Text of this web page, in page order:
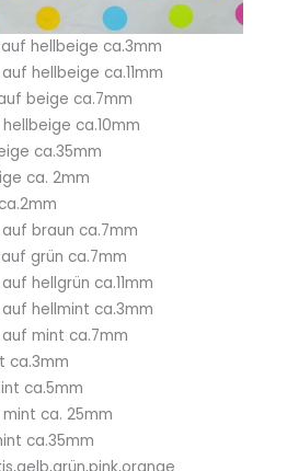
hellbeige ca.3mm
hellbeige ca.11mm
beige ca.7mm
ca.10mm
ca.35mm
ca. 2mm
braun ca.7mm
grün ca.7mm
hellgrün ca.11mm
hellmint ca.3mm
mint ca.7mm
ca.3mm
ca.5mm
ca. 25mm
ca.35mm